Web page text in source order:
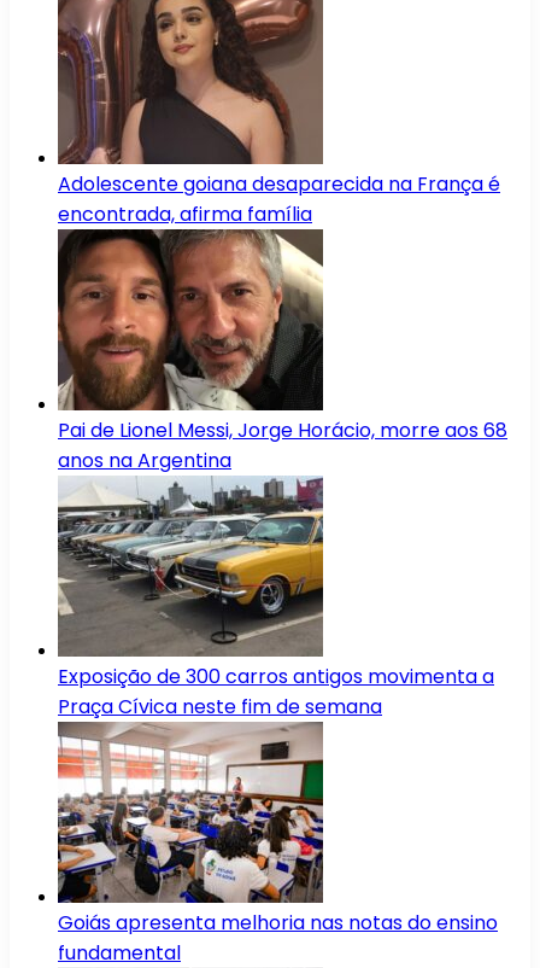
Adolescente goiana desaparecida na França é
encontrada, afirma família
Pai de Lionel Messi, Jorge Horácio, morre aos 68
anos na Argentina
Exposição de 300 carros antigos movimenta a
Praça Cívica neste fim de semana
Goiás apresenta melhoria nas notas do ensino
fundamental